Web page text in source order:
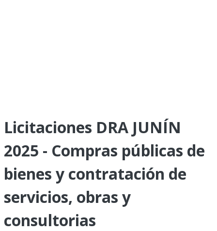
Licitaciones DRA JUNÍN
2025 - Compras públicas de
bienes y contratación de
servicios, obras y
consultorias